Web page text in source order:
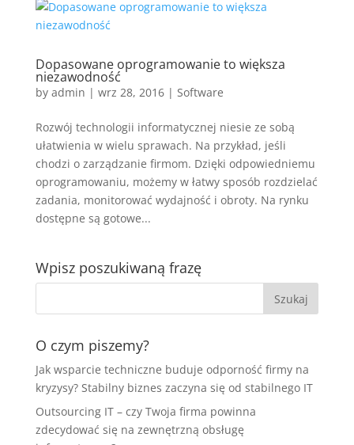
Dopasowane oprogramowanie to większa
niezawodność
by admin | wrz 28, 2016| Software
Rozwój technologii informatycznej niesie ze sobą
ułatwienia w wielu sprawach. Na przykład, jeśli
chodzi o zarządzanie firmom. Dzięki odpowiedniemu
oprogramowaniu, możemy w łatwy sposób rozdzielać
zadania, monitorować wydajność i obroty. Na rynku
dostępne są gotowe...
Wpisz poszukiwaną frazę
O czym piszemy?
Jak wsparcie techniczne buduje odporność firmy na
kryzysy? Stabilny biznes zaczyna się od stabilnego IT
Outsourcing IT – czy Twoja firma powinna
zdecydować się na zewnętrzną obsługę